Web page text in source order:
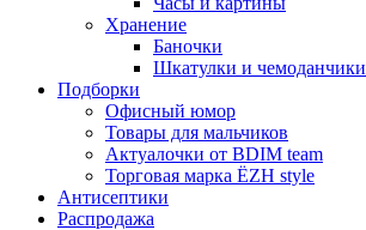
Хранение
Баночки
Шкатулки и чемоданчики
Подборки
Офисный юмор
Товары для мальчиков
Актуалочки от BDIM team
Торговая марка ЁZH style
Антисептики
Распродажа